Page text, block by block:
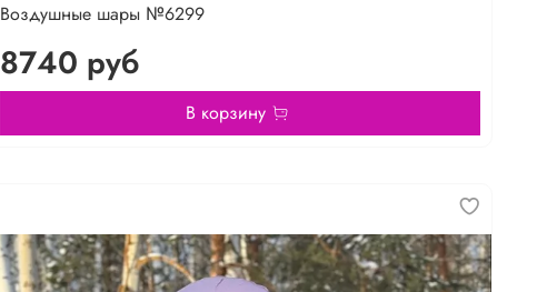
Воздушные шары №6299
8740 руб
В корзину